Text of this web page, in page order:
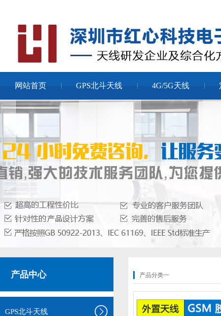
网站首页 GPS北斗天线 4G/5G天线
产品中心
GPS北斗天线
产品分类一